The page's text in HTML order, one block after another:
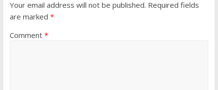
Your email address will not be published. Required fields
are marked *
Comment *